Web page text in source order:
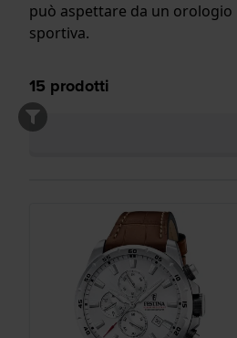
può aspettare da un orologio
sportiva.
15 prodotti